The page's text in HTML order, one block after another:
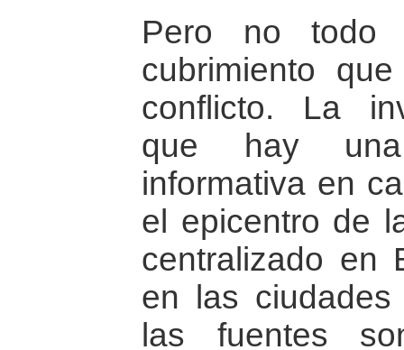
Pero no todo
cubrimiento
conflicto. La
que hay una
informativa en
el epicentro de
centralizado en
en las
las fuentes